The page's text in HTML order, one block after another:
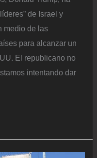
de Israel y
medio de las
para alcanzar un
El republicano no
intentando dar